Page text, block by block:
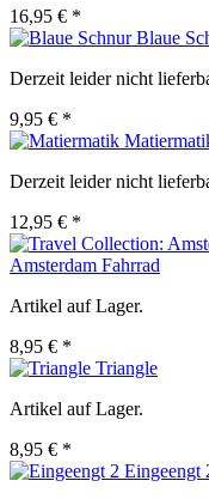
16,95 € *
Blaue
Derzeit leider nicht
9,95 € *
Derzeit leider nicht
12,95 € *
Amsterdam Fahrrad
Artikel auf Lager.
8,95 € *
Triangle
Artikel auf Lager.
8,95 € *
Eingeengt